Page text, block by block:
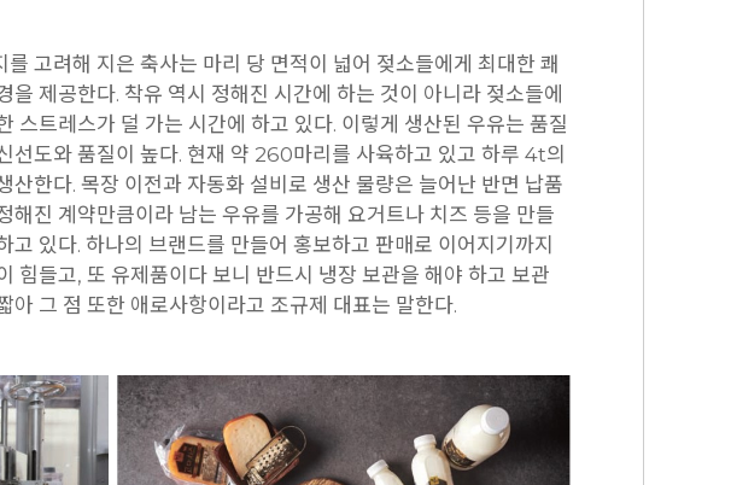
를 고려해 지은 축사는 마리 당 면적이 넓어 젖소들에게 최대한 쾌
을 제공한다. 착유 역시 정해진 시간에 하는 것이 아니라 젖소들에
스트레스가 덜 가는 시간에 하고 있다. 이렇게 생산된 우유는 품질
선도와 품질이 높다. 현재 약 260마리를 사육하고 있고 하루 4t의
산한다. 목장 이전과 자동화 설비로 생산 물량은 늘어난 반면 납품
해진 계약만큼이라 남는 우유를 가공해 요거트나 치즈 등을 만들
고 있다. 하나의 브랜드를 만들어 홍보하고 판매로 이어지기까지
힘들고, 또 유제품이다 보니 반드시 냉장 보관을 해야 하고 보관
아 그 점 또한 애로사항이라고 조규제 대표는 말한다.